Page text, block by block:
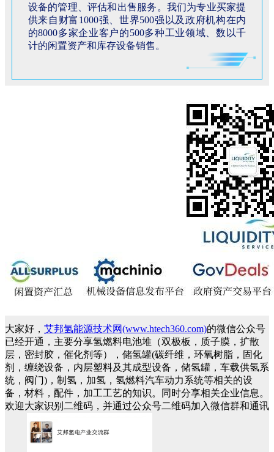
设备的管理、评估和出售服务。我们为专业买家提
供来自财富1000强、世界500强以及政府机构在内
的8000多家企业客户的500多种工业领域、数以千
计的闲置资产和库存设备销售。
大家好， 艾邦氢能源技术网(www.htech360.com)的微信公众号
已经开通，主要分享氢燃料电池堆（双极板，质子膜，扩散
层，密封胶，催化剂等），储氢罐(碳纤维，环氧树脂，固化
剂，缠绕设备，内层塑料及其成型设备，储氢罐，车载供氢系
统，阀门)，制氢，加氢，氢燃料汽车动力系统等相关的设
备，材料，配件，加工工艺的知识。同时分享相关企业信息。
欢迎大家识别二维码，并通过公众号二维码加入微信群和通讯